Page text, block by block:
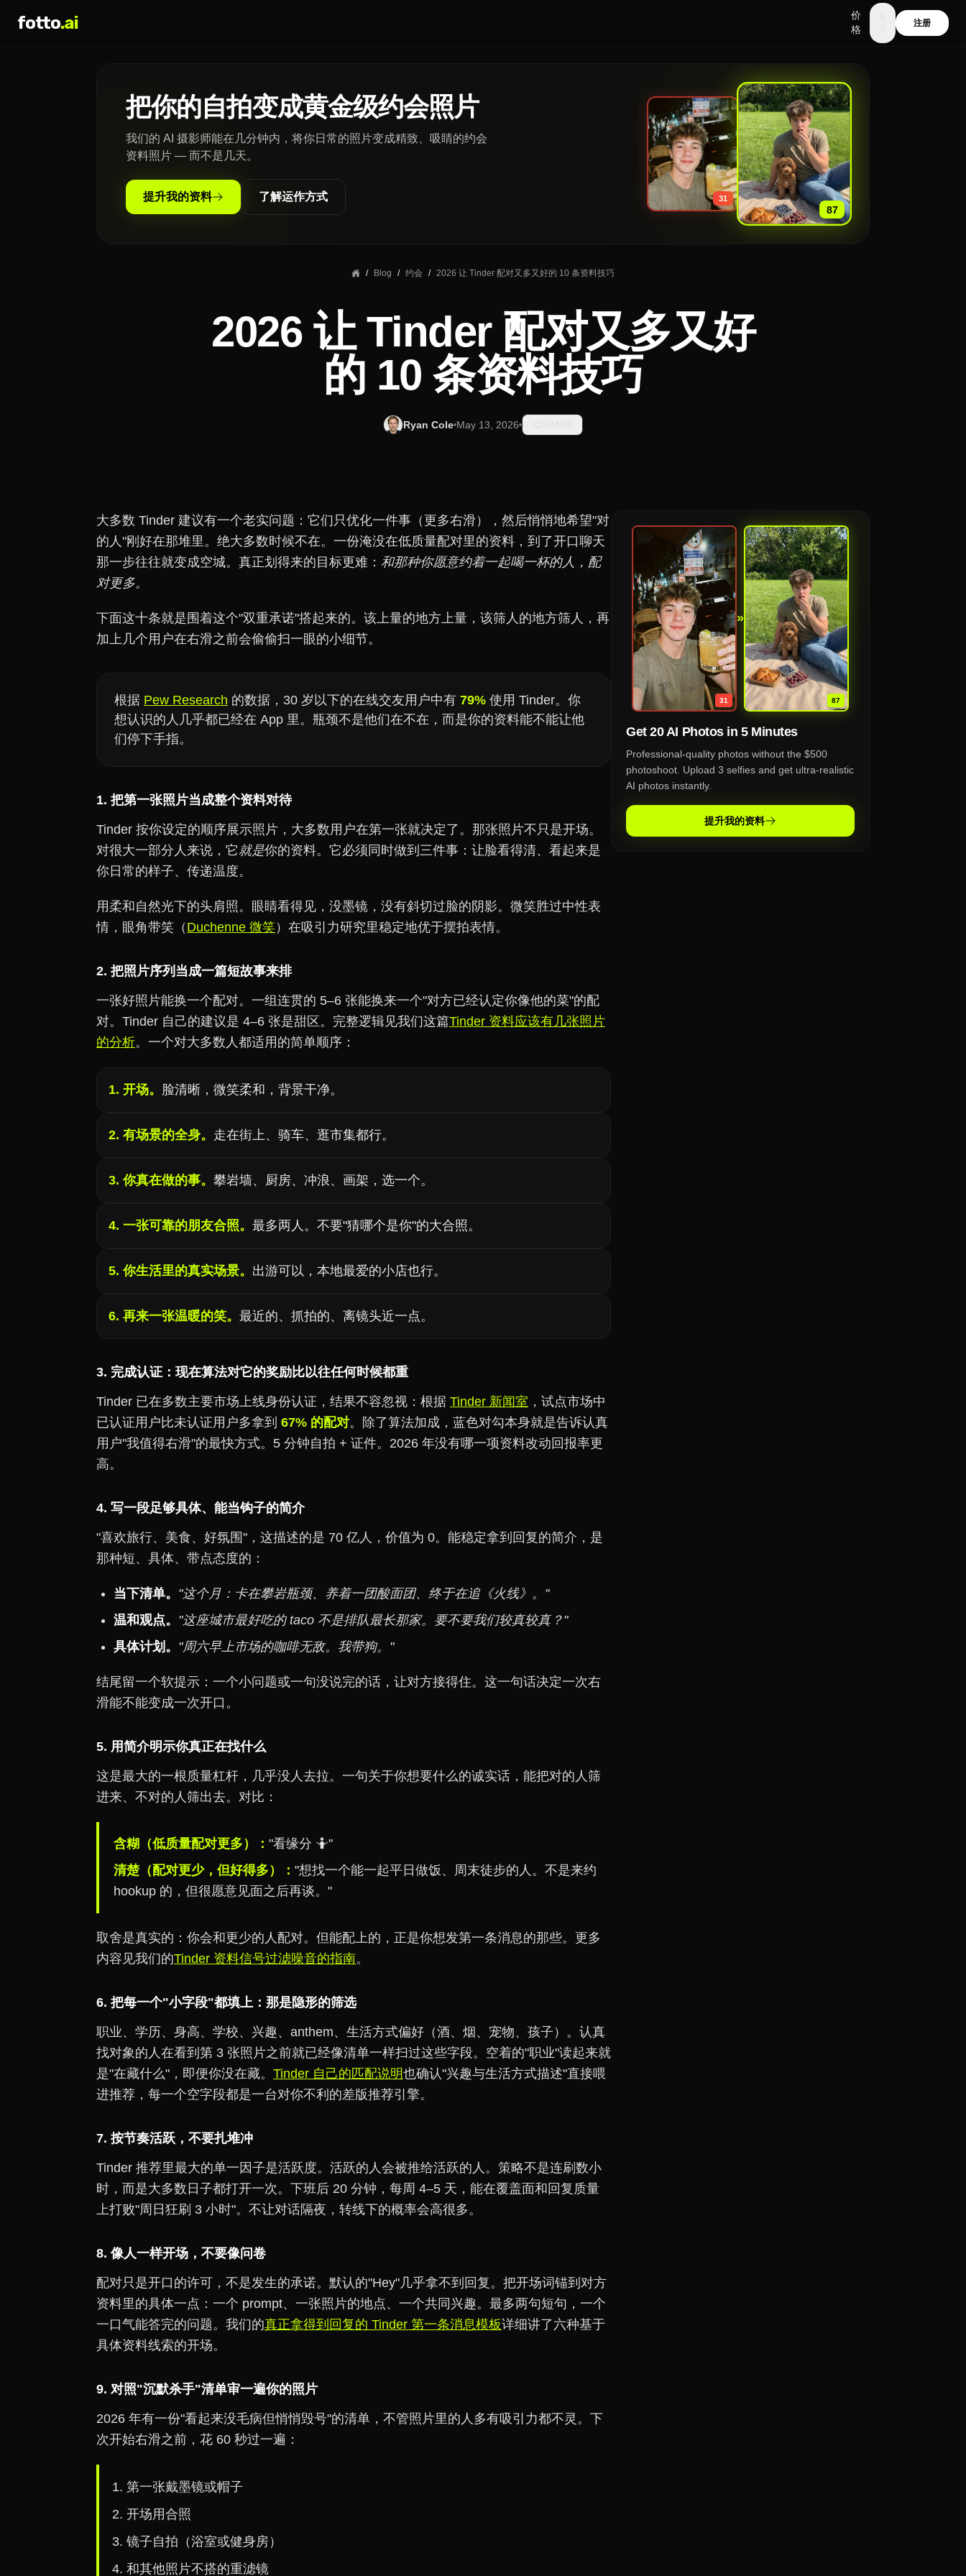
fotto.ai
价
格
注册
把你的自拍变成黄金级约会照片
我们的 AI 摄影师能在几分钟内，将你日常的照片变成精致、吸睛的约会
资料照片 — 而不是几天。
提升我的资料 了解运作方式 31
»
87
/ Blog / 约会 / 2026 让 Tinder 配对又多又好的 10 条资料技巧
2026 让 Tinder 配对又多又好
的 10 条资料技巧
Ryan Cole May 13, 2026
大多数 Tinder 建议有一个老实问题：它们只优化一件事（更多右滑），然后悄悄地希望"对
的人"刚好在那堆里。绝大多数时候不在。一份淹没在低质量配对里的资料，到了开口聊天
那一步往往就变成空城。真正划得来的目标更难： 和那种你愿意约着一起喝一杯的人，配
对更多。
下面这十条就是围着这个"双重承诺"搭起来的。该上量的地方上量，该筛人的地方筛人，再
加上几个用户在右滑之前会偷偷扫一眼的小细节。
根据 Pew Research 的数据，30 岁以下的在线交友用户中有 79% 使用 Tinder。你
想认识的人几乎都已经在 App 里。瓶颈不是他们在不在，而是你的资料能不能让他
们停下手指。
1. 把第一张照片当成整个资料对待
Tinder 按你设定的顺序展示照片，大多数用户在第一张就决定了。那张照片不只是开场。
对很大一部分人来说，它就是你的资料。它必须同时做到三件事：让脸看得清、看起来是
你日常的样子、传递温度。
用柔和自然光下的头肩照。眼睛看得见，没墨镜，没有斜切过脸的阴影。微笑胜过中性表
情，眼角带笑（ Duchenne 微笑）在吸引力研究里稳定地优于摆拍表情。
2. 把照片序列当成一篇短故事来排
一张好照片能换一个配对。一组连贯的 5–6 张能换来一个"对方已经认定你像他的菜"的配
对。Tinder 自己的建议是 4–6 张是甜区。完整逻辑见我们这篇Tinder 资料应该有几张照片
的分析。一个对大多数人都适用的简单顺序：
1. 开场。 脸清晰，微笑柔和，背景干净。
2. 有场景的全身。 走在街上、骑车、逛市集都行。
3. 你真在做的事。 攀岩墙、厨房、冲浪、画架，选一个。
4. 一张可靠的朋友合照。 最多两人。不要"猜哪个是你"的大合照。
5. 你生活里的真实场景。 出游可以，本地最爱的小店也行。
6. 再来一张温暖的笑。 最近的、抓拍的、离镜头近一点。
3. 完成认证：现在算法对它的奖励比以往任何时候都重
Tinder 已在多数主要市场上线身份认证，结果不容忽视：根据 Tinder 新闻室 ，试点市场中
已认证用户比未认证用户多拿到 67% 的配对。除了算法加成，蓝色对勾本身就是告诉认真
用户"我值得右滑"的最快方式。5 分钟自拍 + 证件。2026 年没有哪一项资料改动回报率更
高。
4. 写一段足够具体、能当钩子的简介
"喜欢旅行、美食、好氛围"，这描述的是 70 亿人，价值为 0。能稳定拿到回复的简介，是
那种短、具体、带点态度的：
当下清单。 "这个月：卡在攀岩瓶颈、养着一团酸面团、终于在追《火线》。"
温和观点。 "这座城市最好吃的 taco 不是排队最长那家。要不要我们较真较真？"
具体计划。 "周六早上市场的咖啡无敌。我带狗。"
结尾留一个软提示：一个小问题或一句没说完的话，让对方接得住。这一句话决定一次右
滑能不能变成一次开口。
5. 用简介明示你真正在找什么
这是最大的一根质量杠杆，几乎没人去拉。一句关于你想要什么的诚实话，能把对的人筛
进来、不对的人筛出去。对比：
含糊（低质量配对更多）： "看缘分 🤷"
清楚（配对更少，但好得多）： "想找一个能一起平日做饭、周末徒步的人。不是来约
hookup 的，但很愿意见面之后再谈。"
取舍是真实的：你会和更少的人配对。但能配上的，正是你想发第一条消息的那些。更多
内容见我们的Tinder 资料信号过滤噪音的指南。
6. 把每一个"小字段"都填上：那是隐形的筛选
职业、学历、身高、学校、兴趣、anthem、生活方式偏好（酒、烟、宠物、孩子）。认真
找对象的人在看到第 3 张照片之前就已经像清单一样扫过这些字段。空着的"职业"读起来就
是"在藏什么"，即便你没在藏。 Tinder 自己的匹配说明也确认"兴趣与生活方式描述"直接喂
进推荐，每一个空字段都是一台对你不利的差版推荐引擎。
7. 按节奏活跃，不要扎堆冲
Tinder 推荐里最大的单一因子是活跃度。活跃的人会被推给活跃的人。策略不是连刷数小
时，而是大多数日子都打开一次。下班后 20 分钟，每周 4–5 天，能在覆盖面和回复质量
上打败"周日狂刷 3 小时"。不让对话隔夜，转线下的概率会高很多。
8. 像人一样开场，不要像问卷
配对只是开口的许可，不是发生的承诺。默认的"Hey"几乎拿不到回复。把开场词锚到对方
资料里的具体一点：一个 prompt、一张照片的地点、一个共同兴趣。最多两句短句，一个
一口气能答完的问题。我们的真正拿得到回复的 Tinder 第一条消息模板详细讲了六种基于
具体资料线索的开场。
9. 对照"沉默杀手"清单审一遍你的照片
2026 年有一份"看起来没毛病但悄悄毁号"的清单，不管照片里的人多有吸引力都不灵。下
次开始右滑之前，花 60 秒过一遍：
第一张戴墨镜或帽子
开场用合照
镜子自拍（浴室或健身房）
和其他照片不搭的重滤镜
31
»
87
Get 20 AI Photos in 5 Minutes
Professional-quality photos without the $500
photoshoot. Upload 3 selfies and get ultra-realistic
AI photos instantly.
提升我的资料